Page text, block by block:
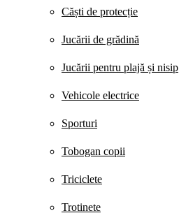
Căști de protecție
Jucării de grădină
Jucării pentru plajă și nisip
Vehicole electrice
Sporturi
Tobogan copii
Triciclete
Trotinete